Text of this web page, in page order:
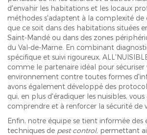
d'envahir les habitations et les locaux
méthodes s'adaptent à la complexité de
que ce soit dans des habitations situées
Saint-Mandé ou dans des zones
du Val-de-Marne. En combinant
spécifique et suivi rigoureux,
comme le partenaire idéal pour sécuriser
environnement contre toutes formes
avons également développé des
qui, en plus d'éradiquer les nuisibles, vous
comprendre et à renforcer la sécurité de
Enfin, notre équipe se tient informée des
techniques de pest control, permettant